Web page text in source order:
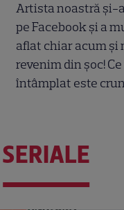
Artista noastră și-
pe Facebook și a
aflat chiar acum și
revenim din șoc!
întâmplat este
SERIALE